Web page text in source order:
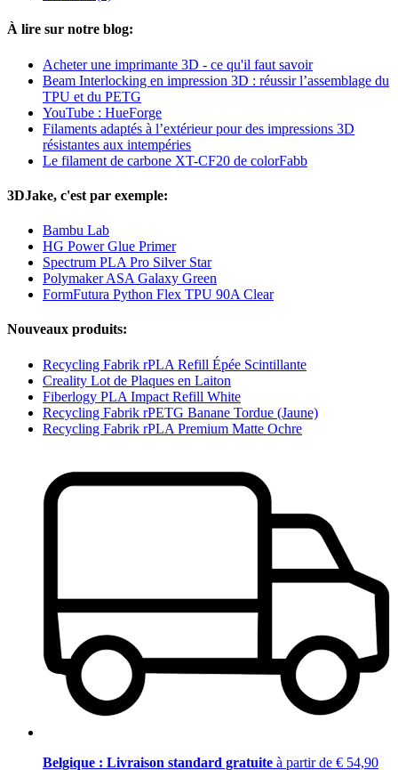
À lire sur notre blog:
Acheter une imprimante 3D - ce qu'il faut savoir
Beam Interlocking en impression 3D : réussir l’assemblage du
TPU et du PETG
YouTube : HueForge
Filaments adaptés à l’extérieur pour des impressions 3D
résistantes aux intempéries
Le filament de carbone XT-CF20 de colorFabb
3DJake, c'est par exemple:
Bambu Lab
HG Power Glue Primer
Spectrum PLA Pro Silver Star
Polymaker ASA Galaxy Green
FormFutura Python Flex TPU 90A Clear
Nouveaux produits:
Recycling Fabrik rPLA Refill Épée Scintillante
Creality Lot de Plaques en Laiton
Fiberlogy PLA Impact Refill White
Recycling Fabrik rPETG Banane Tordue (Jaune)
Recycling Fabrik rPLA Premium Matte Ochre
Belgique : Livraison standard gratuite à partir de € 54,90